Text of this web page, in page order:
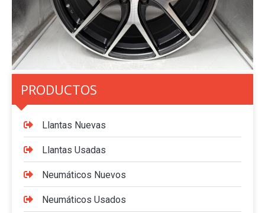
PRODUCTOS
Llantas Nuevas
Llantas Usadas
Neumáticos Nuevos
Neumáticos Usados